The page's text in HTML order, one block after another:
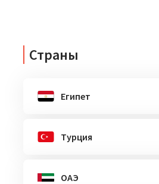
Страны
Египет
Турция
ОАЭ